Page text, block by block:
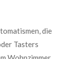
die
Tasters